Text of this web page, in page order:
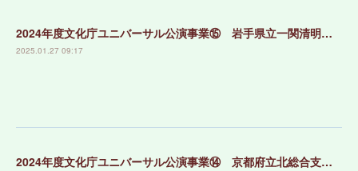
2024年度文化庁ユニバーサル公演事業⑮ 岩手県立一関清明支援学校
2025.01.27 09:17
2024年度文化庁ユニバーサル公演事業⑭ 京都府立北総合支援学校